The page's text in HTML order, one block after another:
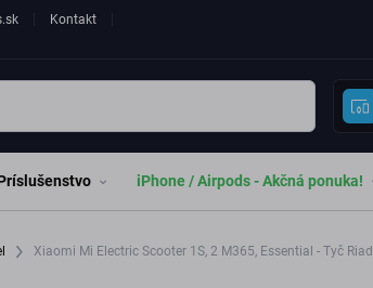
Kontakt
iPhone / Airpods - Akčná ponuka!
Xiaomi Mi Electric Scooter 1S, 2 M365, Essential - Tyč